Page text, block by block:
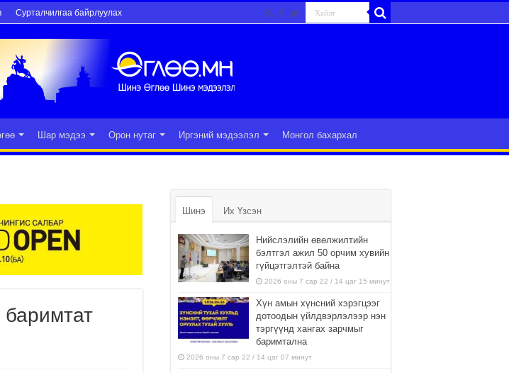
Сурталчилгаа байрлуулах
Шар мэдээ Орон нутаг Иргэний мэдээлэл Монгол бахархал
Шинэ Их Үзсэн
Нийслэлийн өвөлжилтийн
бэлтгэл ажил 50 орчим хувийн
гүйцэтгэлтэй байна
2026 оны 7 сар 22 / 14 цаг 15 минут
Хүн амын хүнсний хэрэгцээг
дотоодын үйлдвэрлэлээр нэн
тэргүүнд хангах зарчмыг
баримтална
2026 оны 7 сар 22 / 14 цаг 07 минут